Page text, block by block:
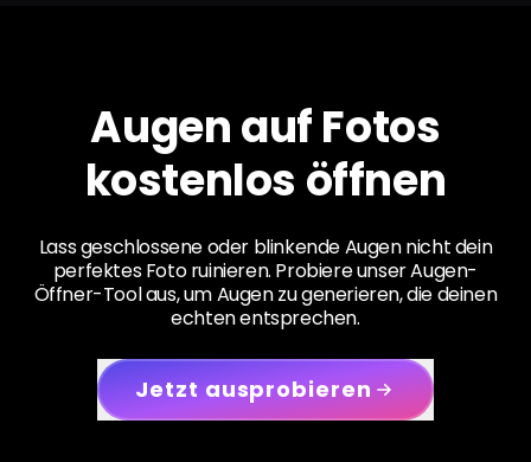
Augen auf Fotos
kostenlos öffnen
Lass geschlossene oder blinkende Augen nicht dein
perfektes Foto ruinieren. Probiere unser Augen-
Öffner-Tool aus, um Augen zu generieren, die deinen
echten entsprechen.
Jetzt ausprobieren